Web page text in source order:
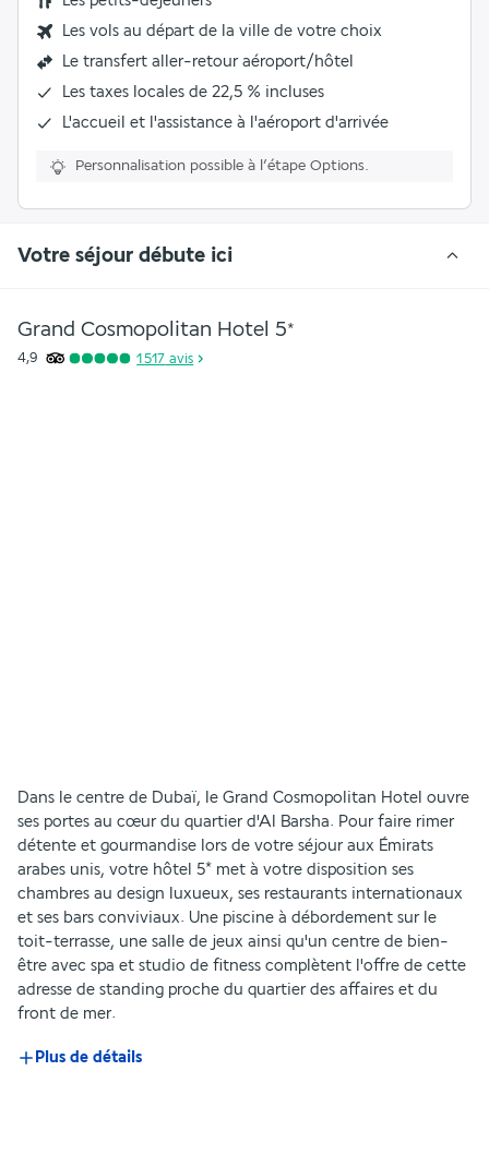
Les vols au départ de la ville de votre choix
Le transfert aller-retour aéroport/hôtel
Les taxes locales de 22,5 % incluses
L'accueil et l'assistance à l'aéroport d'arrivée
Personnalisation possible à l’étape Options.
Votre séjour débute ici
Grand Cosmopolitan Hotel 5*
4,9 1 517 avis
Dans le centre de Dubaï, le Grand Cosmopolitan Hotel ouvre
ses portes au cœur du quartier d'Al Barsha. Pour faire rimer
détente et gourmandise lors de votre séjour aux Émirats
arabes unis, votre hôtel 5* met à votre disposition ses
chambres au design luxueux, ses restaurants internationaux
et ses bars conviviaux. Une piscine à débordement sur le
toit-terrasse, une salle de jeux ainsi qu'un centre de bien-
être avec spa et studio de fitness complètent l'offre de cette
adresse de standing proche du quartier des affaires et du
front de mer.
Plus de détails